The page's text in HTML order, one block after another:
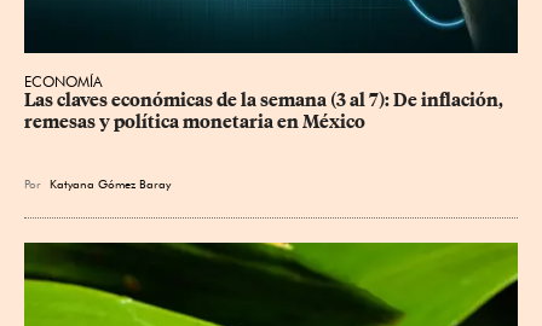
ECONOMÍA
Las claves económicas de la semana (3 al 7): De inflación,
remesas y política monetaria en México
Por Katyana Gómez Baray